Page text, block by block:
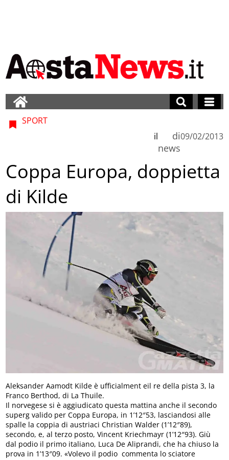
SPORT
di
news
il 09/02/2013
Coppa Europa, doppietta
di Kilde
Aleksander Aamodt Kilde è ufficialment eil re della pista 3, la
Franco Berthod, di La Thuile.
Il norvegese si è aggiudicato questa mattina anche il secondo
superg valido per Coppa Europa, in 1’12″53, lasciandosi alle
spalle la coppia di austriaci Christian Walder (1’12″89),
secondo, e, al terzo posto, Vincent Kriechmayr (1’12″93). Giù
dal podio il primo italiano, Luca De Aliprandi, che ha chiuso la
prova in 1’13″09. «Volevo il podio  commenta lo sciatore